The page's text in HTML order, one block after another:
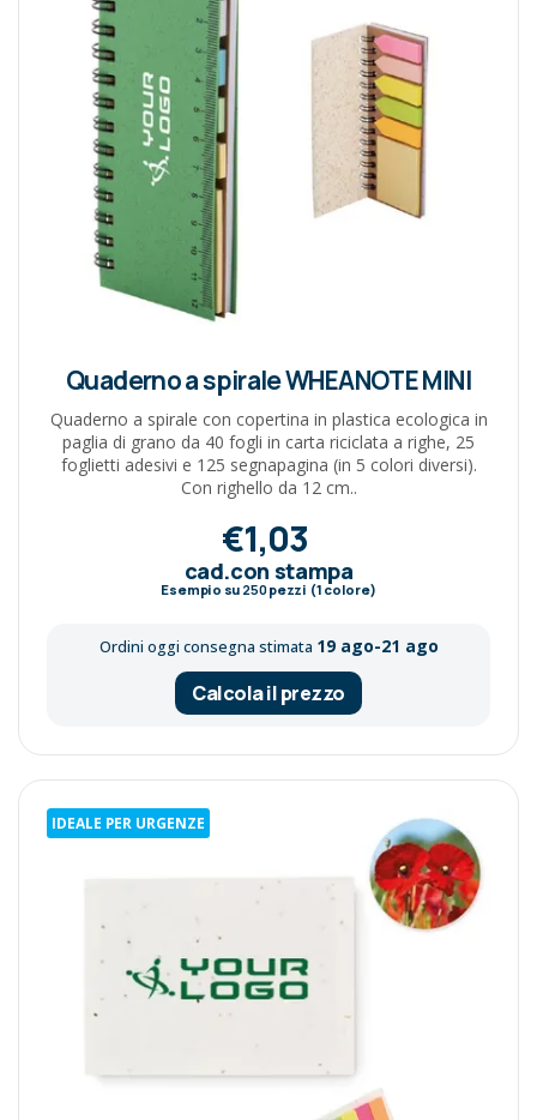
Quaderno a spirale WHEANOTE MINI
Quaderno a spirale con copertina in plastica ecologica in
paglia di grano da 40 fogli in carta riciclata a righe, 25
foglietti adesivi e 125 segnapagina (in 5 colori diversi).
Con righello da 12 cm..
€1,03
cad.con stampa
Esempio su 250pezzi (1 colore)
Ordini oggi consegna stimata 19 ago-21 ago
Calcola il prezzo
IDEALE PER URGENZE